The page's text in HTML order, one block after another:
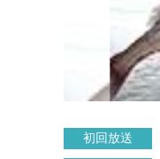
初回放送